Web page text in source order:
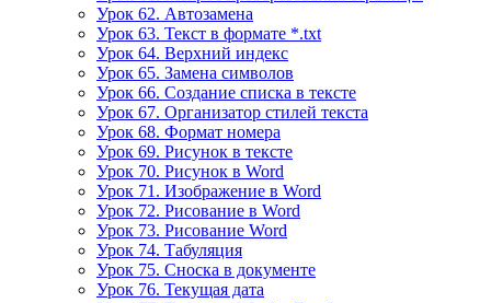
Урок 62. Автозамена
Урок 63. Текст в формате *.txt
Урок 64. Верхний индекс
Урок 65. Замена символов
Урок 66. Создание списка в тексте
Урок 67. Организатор стилей текста
Урок 68. Формат номера
Урок 69. Рисунок в тексте
Урок 70. Рисунок в Word
Урок 71. Изображение в Word
Урок 72. Рисование в Word
Урок 73. Рисование Word
Урок 74. Табуляция
Урок 75. Сноска в документе
Урок 76. Текущая дата